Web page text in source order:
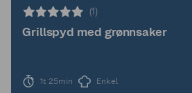
(1)
Grillspyd med grønnsaker
1t 25min Enkel